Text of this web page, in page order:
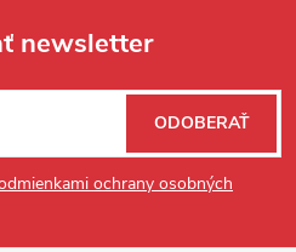
newsletter
ochrany osobných
ODOBERAŤ